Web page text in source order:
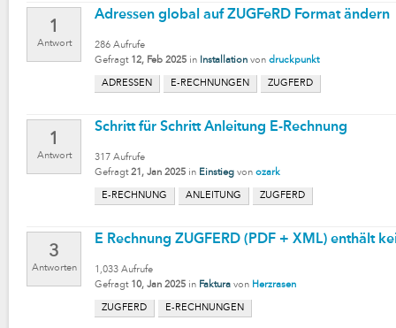
1
Antwort
Adressen global auf ZUGFeRD Format ändern
286 Aufrufe
Gefragt 12, Feb 2025 in Installation von druckpunkt
ADRESSEN E-RECHNUNGEN ZUGFERD
1
Antwort
Schritt für Schritt Anleitung E-Rechnung
317 Aufrufe
Gefragt 21, Jan 2025 in Einstieg von ozark
E-RECHNUNG ANLEITUNG ZUGFERD
3
Antworten
E Rechnung ZUGFERD (PDF + XML) enthält
1,033 Aufrufe
Gefragt 10, Jan 2025 in Faktura von Herzrasen
ZUGFERD E-RECHNUNGEN